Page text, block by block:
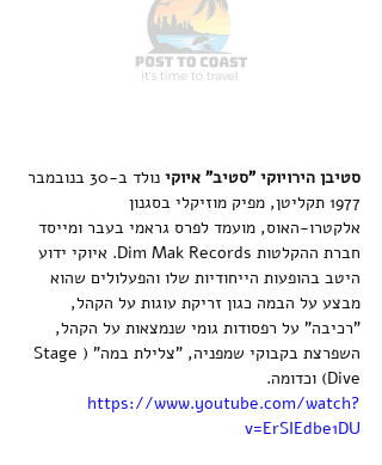
סטיבן הירויוקי "סטיב" איוקי
נולד ב-30 בנובמבר
1977 תקליטן, מפיק מוזיקלי בסגנון
אלקטרו-האוס, מועמד לפרס גראמי בעבר ומייסד
חברת ההקלטות Dim Mak Records. איוקי ידוע
היטב בהופעות הייחודיות שלו והפעלולים שהוא
מבצע על הבמה כגון זריקת עוגות על הקהל,
"רכיבה" על רפסודות גומי שנמצאות על הקהל,
השפרצת בקבוקי שמפניה, "צלילת במה" (Stage
Dive) וכדומה.
https://www.youtube.com/watch?
v=ErSIEdbe1DU